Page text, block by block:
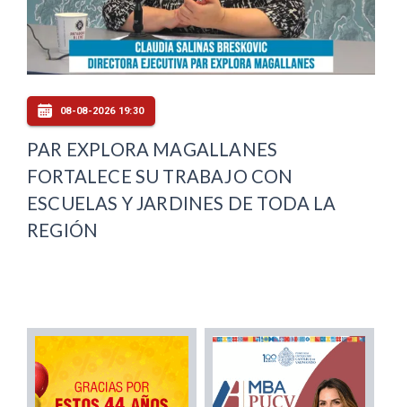
08-08-2026 19:30
PAR EXPLORA MAGALLANES
FORTALECE SU TRABAJO CON
ESCUELAS Y JARDINES DE TODA LA
REGIÓN